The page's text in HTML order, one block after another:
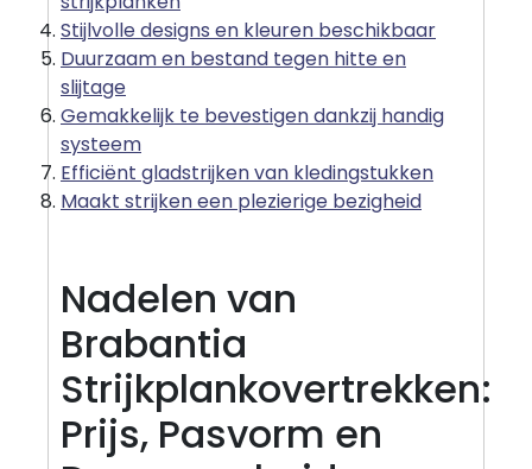
Stijlvolle designs en kleuren beschikbaar
Duurzaam en bestand tegen hitte en
slijtage
Gemakkelijk te bevestigen dankzij handig
systeem
Efficiënt gladstrijken van kledingstukken
Maakt strijken een plezierige bezigheid
Nadelen van
Brabantia
Strijkplankovertrekken:
Prijs, Pasvorm en